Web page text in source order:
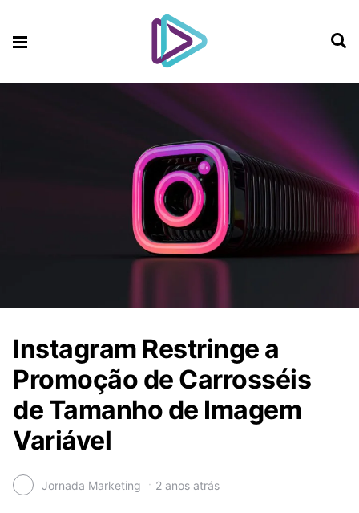
Instagram Restringe a
Promoção de Carrosséis
de Tamanho de Imagem
Variável
Jornada Marketing 2 anos atrás